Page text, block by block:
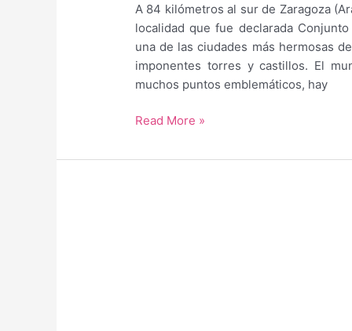
Alhama
de
Aragón
A 84 kilómetros al sur de Zaragoza
localidad que fue declarada
una de las ciudades más hermosas
imponentes torres y castillos. El
muchos puntos emblemáticos, hay
Guía
saber
Read More »